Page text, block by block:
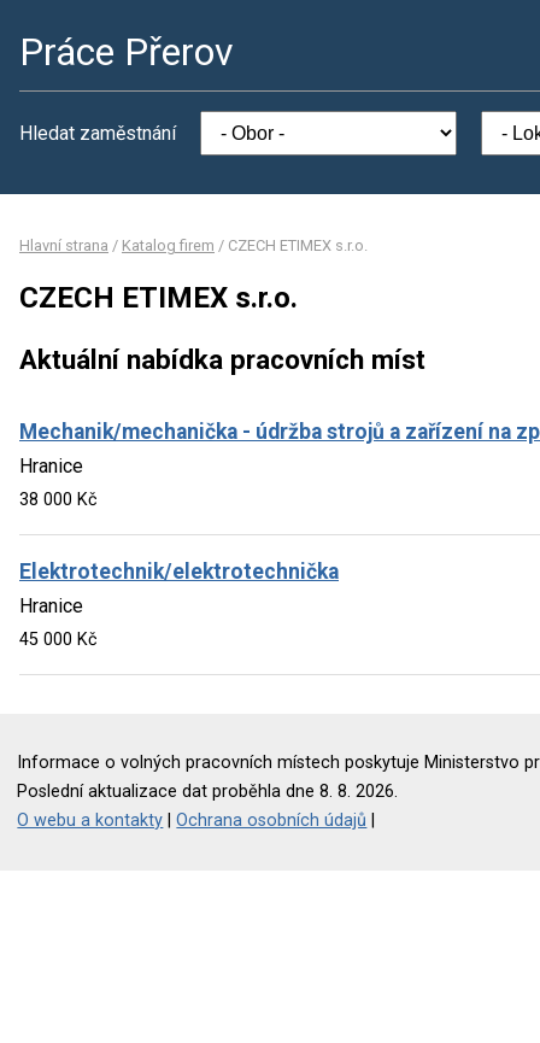
Práce Přerov
Hledat zaměstnání
Hlavní strana / Katalog firem / CZECH ETIMEX s.r.o.
CZECH ETIMEX s.r.o.
Aktuální nabídka pracovních míst
Mechanik/mechanička - údržba strojů a zařízení na
Hranice
38 000 Kč
Elektrotechnik/elektrotechnička
Hranice
45 000 Kč
Informace o volných pracovních místech poskytuje Ministerstvo
Poslední aktualizace dat proběhla dne 8. 8. 2026.
O webu a kontakty |Ochrana osobních údajů